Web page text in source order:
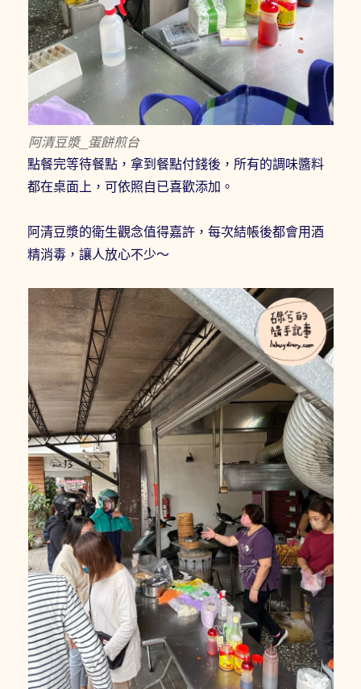
阿清豆漿_蛋餅煎台
點餐完等待餐點，拿到餐點付錢後，所有的調味醬料
都在桌面上，可依照自已喜歡添加。
阿清豆漿的衛生觀念值得嘉許，每次結帳後都會用酒
精消毒，讓人放心不少～